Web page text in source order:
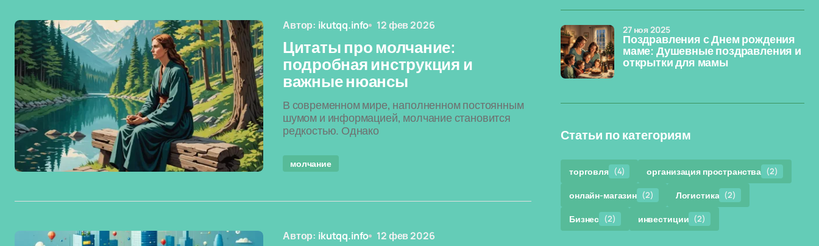
Автор: ikutqq.info 12 фев 2026
Цитаты про молчание:
подробная инструкция и
важные нюансы
В современном мире, наполненном постоянным
шумом и информацией, молчание становится
редкостью. Однако
молчание
Автор: ikutqq.info 12 фев 2026
Поздравления с Днем рождения
маме: Душевные поздравления и
открытки для мамы
27 ноя 2025
Статьи по категориям
торговля (4) организация пространства (2)
онлайн-магазин (2) Логистика (2)
Бизнес (2) инвестиции (2)